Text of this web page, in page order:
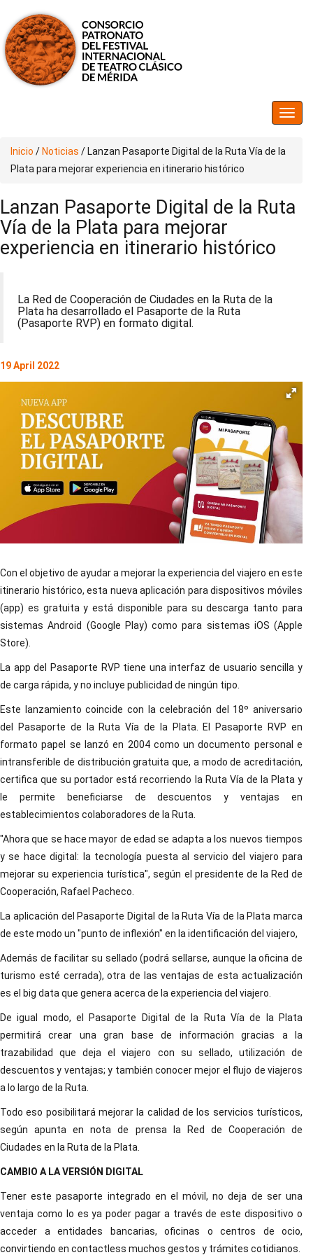
Inicio / Noticias / Lanzan Pasaporte Digital de la Ruta Vía de la
Plata para mejorar experiencia en itinerario histórico
Lanzan Pasaporte Digital de la Ruta
Vía de la Plata para mejorar
experiencia en itinerario histórico
La Red de Cooperación de Ciudades en la Ruta de la
Plata ha desarrollado el Pasaporte de la Ruta
(Pasaporte RVP) en formato digital.
19 April 2022
Con el objetivo de ayudar a mejorar la experiencia del viajero en este
itinerario histórico, esta nueva aplicación para dispositivos móviles
(app) es gratuita y está disponible para su descarga tanto para
sistemas Android (Google Play) como para sistemas iOS (Apple
Store).
La app del Pasaporte RVP tiene una interfaz de usuario sencilla y
de carga rápida, y no incluye publicidad de ningún tipo.
Este lanzamiento coincide con la celebración del 18º aniversario
del Pasaporte de la Ruta Vía de la Plata. El Pasaporte RVP en
formato papel se lanzó en 2004 como un documento personal e
intransferible de distribución gratuita que, a modo de acreditación,
certifica que su portador está recorriendo la Ruta Vía de la Plata y
le permite beneficiarse de descuentos y ventajas en
establecimientos colaboradores de la Ruta.
"Ahora que se hace mayor de edad se adapta a los nuevos tiempos
y se hace digital: la tecnología puesta al servicio del viajero para
mejorar su experiencia turística", según el presidente de la Red de
Cooperación, Rafael Pacheco.
La aplicación del Pasaporte Digital de la Ruta Vía de la Plata marca
de este modo un "punto de inflexión" en la identificación del viajero,
Además de facilitar su sellado (podrá sellarse, aunque la oficina de
turismo esté cerrada), otra de las ventajas de esta actualización
es el big data que genera acerca de la experiencia del viajero.
De igual modo, el Pasaporte Digital de la Ruta Vía de la Plata
permitirá crear una gran base de información gracias a la
trazabilidad que deja el viajero con su sellado, utilización de
descuentos y ventajas; y también conocer mejor el flujo de viajeros
a lo largo de la Ruta.
Todo eso posibilitará mejorar la calidad de los servicios turísticos,
según apunta en nota de prensa la Red de Cooperación de
Ciudades en la Ruta de la Plata.
CAMBIO A LA VERSIÓN DIGITAL
Tener este pasaporte integrado en el móvil, no deja de ser una
ventaja como lo es ya poder pagar a través de este dispositivo o
acceder a entidades bancarias, oficinas o centros de ocio,
convirtiendo en contactless muchos gestos y trámites cotidianos.